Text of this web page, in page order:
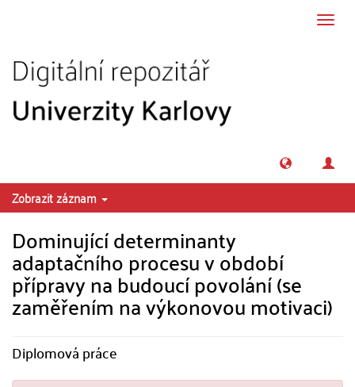
Zobrazit záznam
Dominující determinanty
adaptačního procesu v období
přípravy na budoucí povolání (se
zaměřením na výkonovou motivaci)
Diplomová práce